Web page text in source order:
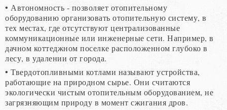
• Автономность - позволяет отопительному
оборудованию организовать отопительную систему, в
тех местах, где отсутствуют централизованные
коммуникационные или инженерные сети. Например, в
дачном коттеджном поселке расположенном глубоко в
лесу, в удалении от города.
• Твердотопливными котлами называют устройства,
работающие на природном сырье. Они считаются
экологически чистым отопительным оборудованием, не
загрязняющим природу в момент сжигания дров.